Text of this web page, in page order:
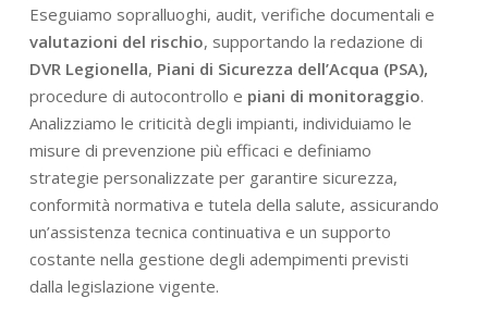
Eseguiamo sopralluoghi, audit, verifiche documentali e
valutazioni del rischio, supportando la redazione di
DVR Legionella, Piani di Sicurezza dell’Acqua (PSA),
procedure di autocontrollo e piani di monitoraggio.
Analizziamo le criticità degli impianti, individuiamo le
misure di prevenzione più efficaci e definiamo
strategie personalizzate per garantire sicurezza,
conformità normativa e tutela della salute, assicurando
un’assistenza tecnica continuativa e un supporto
costante nella gestione degli adempimenti previsti
dalla legislazione vigente.